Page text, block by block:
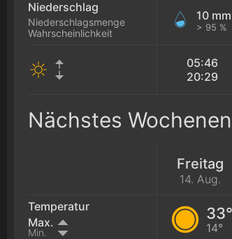
Niederschlag
Niederschlagsmenge
Wahrscheinlichkeit
10 mm
> 95 %
05:46
20:29
Nächstes
Freitag
14. Aug.
Temperatur
Max.
Min.
33°
14°